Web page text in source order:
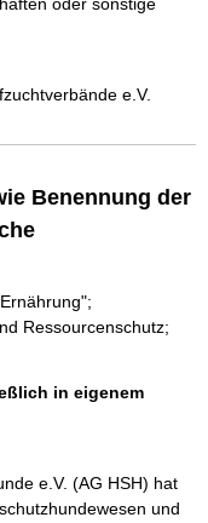
e.V.
Benennung der
Ressourcenschutz;
in eigenem
e.V. (AG HSH) hat
und